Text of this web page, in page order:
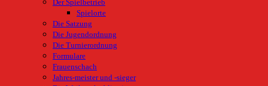
Der Spielbetrieb
Spielorte
Die Satzung
Die Jugendordnung
Die Turnierordnung
Formulare
Frauenschach
Jahres-meister und -sieger